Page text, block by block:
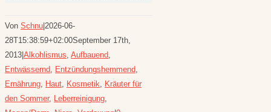
Von Schnu 2026-06-
28T15:38:59+02:00September 17th,
2013 Alkohlismus Aufbauend
Entwässernd
Entzündungshemmend
Ernährung
Haut Kosmetik
Kräuter für
den Sommer, Leberreinigung